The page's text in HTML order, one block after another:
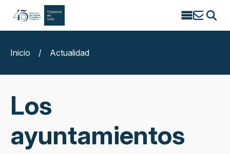
Search
Inicio
/ Actualidad
Los
ayuntamientos